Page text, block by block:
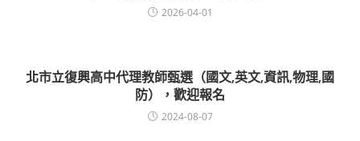
2026-04-01
北市立復興高中代理教師甄選（國文,英文,資訊,物理,國
防），歡迎報名
2024-08-07